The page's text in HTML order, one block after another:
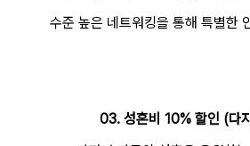
수준 높은 네트워킹을 통해 특별한
03. 성혼비 10% 할인 (다